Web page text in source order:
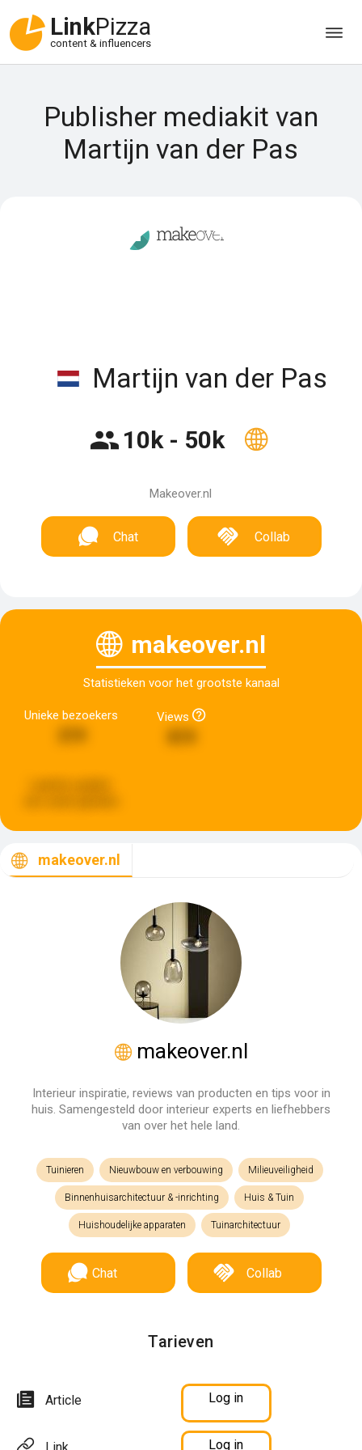
LinkPizza
content & influencers
Publisher mediakit van
Martijn van der Pas
Martijn van der Pas
10k - 50k
Makeover.nl
Chat Collab
makeover.nl
Statistieken voor het grootste kanaal
Unieke bezoekers Views
makeover.nl
makeover.nl
Interieur inspiratie, reviews van producten en tips voor in
huis. Samengesteld door interieur experts en liefhebbers
van over het hele land.
Tuinieren Nieuwbouw en verbouwing Milieuveiligheid
Binnenhuisarchitectuur & -inrichting Huis & Tuin
Huishoudelijke apparaten Tuinarchitectuur
Chat Collab
Tarieven
Article Log in
Log in